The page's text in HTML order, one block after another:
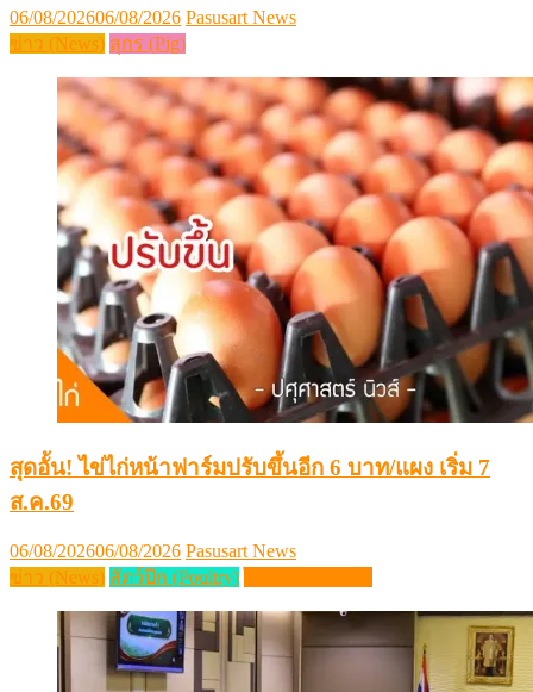
Posted
on
06/08/202606/08/2026 Author
Pasusart News
ข่าว (News) สุกร (Pig)
สุดอั้น! ไข่ไก่หน้าฟาร์มปรับขึ้นอีก 6 บาท/แผง เริ่ม 7
ส.ค.69
Posted
on
06/08/202606/08/2026 Author
Pasusart News
ข่าว (News) สัตว์ปีก (Poultry)